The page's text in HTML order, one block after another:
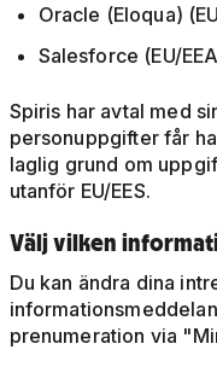
Oracle (Eloqua)
Salesforce (EU/
Spiris har avtal med
personuppgifter får
laglig grund om
utanför EU/EES.
Välj vilken
Du kan ändra dina
prenumeration via